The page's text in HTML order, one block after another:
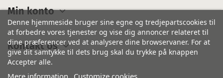
Min konto
Kontakt os
Denne hjemmeside bruger sine egne og tredjepartscookies til
at forbedre vores tjenester og vise dig annoncer relateret til
dine præferencer ved at analysere dine browservaner. For at
give dit samtykke til dets brug skal du trykke på knappen
Accepter alle.
Mere information Customize cookies